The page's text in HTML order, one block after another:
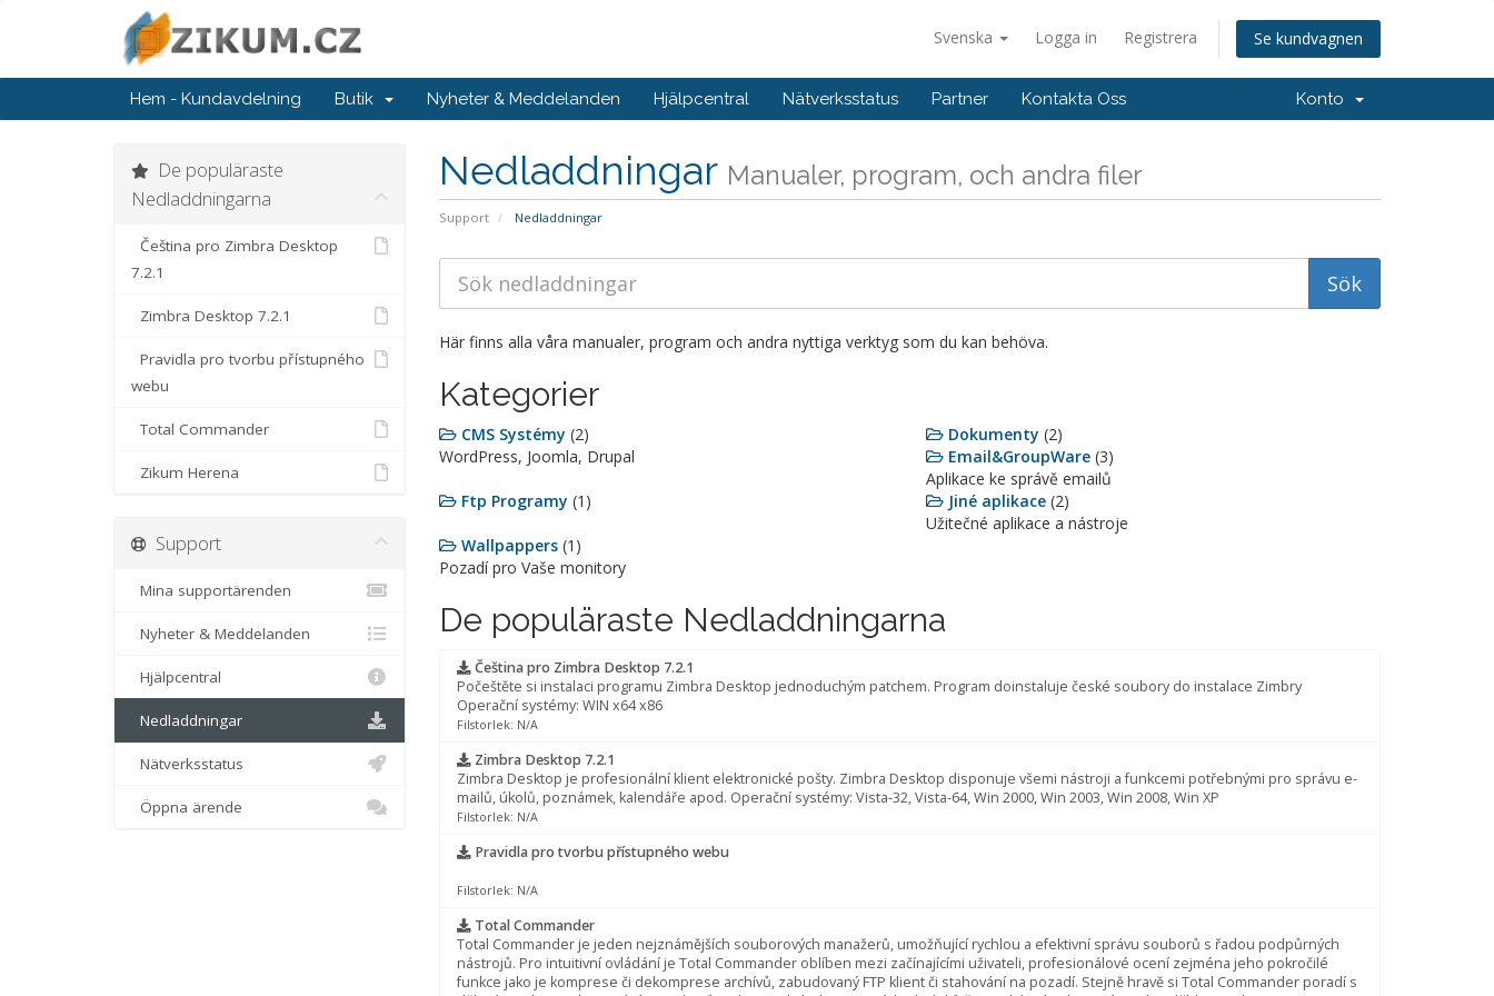
Svenska Logga in Registrera Se kundvagnen
Hem - Kundavdelning Butik Nyheter & Meddelanden Hjälpcentral Nätverksstatus Partner Kontakta Oss Konto
Nedladdningar Manualer, program, och andra filer
Support Nedladdningar
Här finns alla våra manualer, program och andra nyttiga verktyg som du kan behöva.
Kategorier
CMS Systémy (2)
WordPress, Joomla, Drupal
Dokumenty (2)
Email&GroupWare (3)
Aplikace ke správě emailů
Ftp Programy (1) Jiné aplikace (2)
Užitečné aplikace a nástroje
Wallpappers (1)
Pozadí pro Vaše monitory
De populäraste Nedladdningarna
Čeština pro Zimbra Desktop 7.2.1
Počeštěte si instalaci programu Zimbra Desktop jednoduchým patchem. Program doinstaluje české soubory do instalace Zimbry
Operační systémy: WIN x64 x86
Filstorlek: N/A
Zimbra Desktop 7.2.1
Zimbra Desktop je profesionální klient elektronické pošty. Zimbra Desktop disponuje všemi nástroji a funkcemi potřebnými pro správu e-
mailů, úkolů, poznámek, kalendáře apod. Operační systémy: Vista-32, Vista-64, Win 2000, Win 2003, Win 2008, Win XP
Filstorlek: N/A
Pravidla pro tvorbu přístupného webu
Filstorlek: N/A
Total Commander
Total Commander je jeden nejznámějších souborových manažerů, umožňující rychlou a efektivní správu souborů s řadou podpůrných
nástrojů. Pro intuitivní ovládání je Total Commander oblíben mezi začínajícími uživateli, profesionálové ocení zejména jeho pokročilé
funkce jako je komprese či dekomprese archívů, zabudovaný FTP klient či stahování na pozadí. Stejně hravě si Total Commander poradí s
De populäraste
Nedladdningarna
Čeština pro Zimbra Desktop
7.2.1
Zimbra Desktop 7.2.1
Pravidla pro tvorbu přístupného
webu
Total Commander
Zikum Herena
Support
Mina supportärenden
Nyheter & Meddelanden
Hjälpcentral
Nedladdningar
Nätverksstatus
Öppna ärende